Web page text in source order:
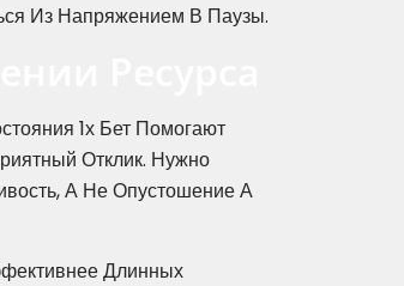
Из Напряжением В Паузы.
1х Бет Помогают
Отклик. Нужно
А Не Опустошение А
Длинных